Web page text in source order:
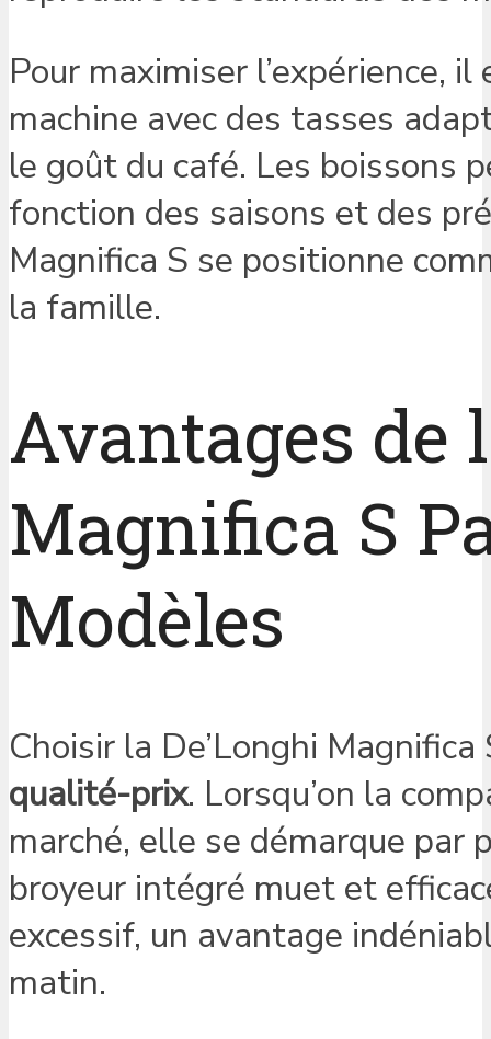
Pour maximiser l’expérience,
machine avec des tasses
le goût du café. Les boissons
fonction des saisons et des
Magnifica S se positionne
la famille.
Avantages de
Magnifica S
Modèles
Choisir la De’Longhi
qualité-prix. Lorsqu’on la
marché, elle se démarque par
broyeur intégré muet et
excessif, un avantage
matin.